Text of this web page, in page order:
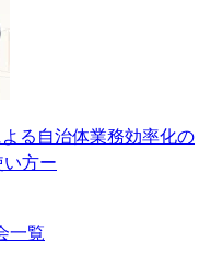
る自治体業務効率化の
方ー
一覧